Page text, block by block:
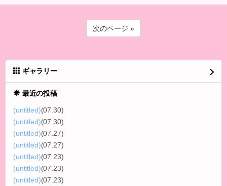
次のページ »
ギャラリー
最近の投稿
(untitled)(07.30)
(untitled)(07.30)
(untitled)(07.27)
(untitled)(07.27)
(untitled)(07.23)
(untitled)(07.23)
(untitled)(07.23)